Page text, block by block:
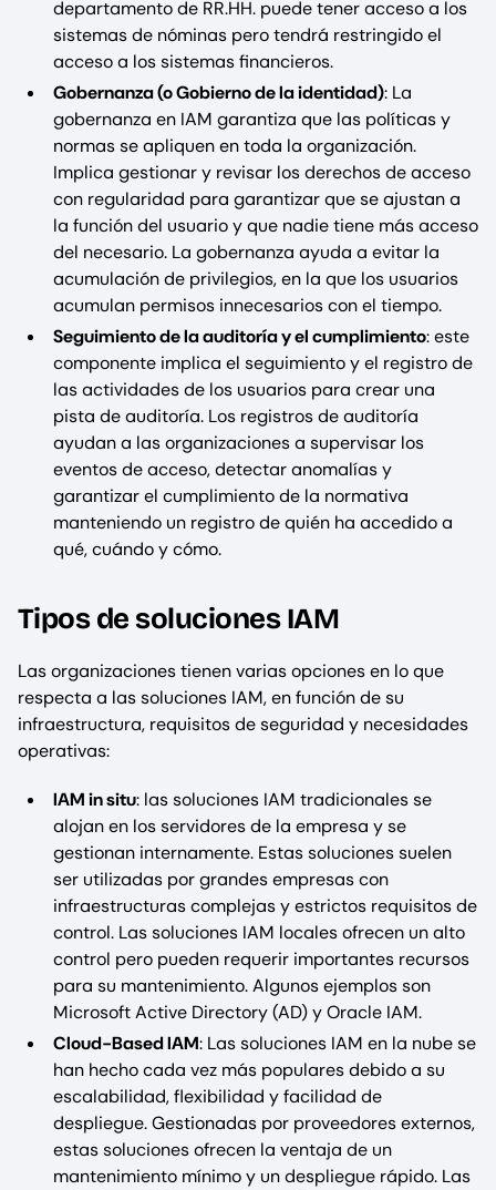
departamento de RR.HH. puede tener acceso a los
sistemas de nóminas pero tendrá restringido el
acceso a los sistemas financieros.
Gobernanza (o Gobierno de la identidad): La
gobernanza en IAM garantiza que las políticas y
normas se apliquen en toda la organización.
Implica gestionar y revisar los derechos de acceso
con regularidad para garantizar que se ajustan a
la función del usuario y que nadie tiene más acceso
del necesario. La gobernanza ayuda a evitar la
acumulación de privilegios, en la que los usuarios
acumulan permisos innecesarios con el tiempo.
Seguimiento de la auditoría y el cumplimiento: este
componente implica el seguimiento y el registro de
las actividades de los usuarios para crear una
pista de auditoría. Los registros de auditoría
ayudan a las organizaciones a supervisar los
eventos de acceso, detectar anomalías y
garantizar el cumplimiento de la normativa
manteniendo un registro de quién ha accedido a
qué, cuándo y cómo.
Tipos de soluciones IAM
Las organizaciones tienen varias opciones en lo que
respecta a las soluciones IAM, en función de su
infraestructura, requisitos de seguridad y necesidades
operativas:
IAM in situ: las soluciones IAM tradicionales se
alojan en los servidores de la empresa y se
gestionan internamente. Estas soluciones suelen
ser utilizadas por grandes empresas con
infraestructuras complejas y estrictos requisitos de
control. Las soluciones IAM locales ofrecen un alto
control pero pueden requerir importantes recursos
para su mantenimiento. Algunos ejemplos son
Microsoft Active Directory (AD) y Oracle IAM.
Cloud-Based IAM: Las soluciones IAM en la nube se
han hecho cada vez más populares debido a su
escalabilidad, flexibilidad y facilidad de
despliegue. Gestionadas por proveedores externos,
estas soluciones ofrecen la ventaja de un
mantenimiento mínimo y un despliegue rápido. Las